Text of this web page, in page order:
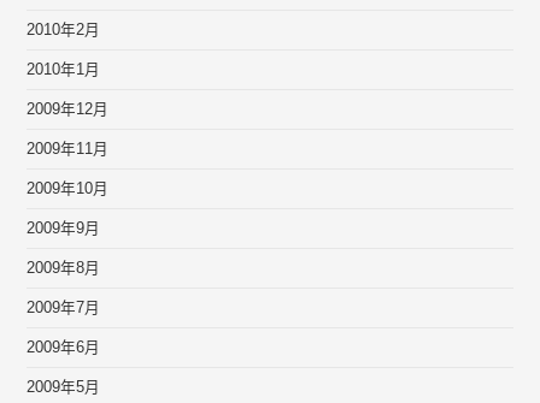
2010年2月
2010年1月
2009年12月
2009年11月
2009年10月
2009年9月
2009年8月
2009年7月
2009年6月
2009年5月